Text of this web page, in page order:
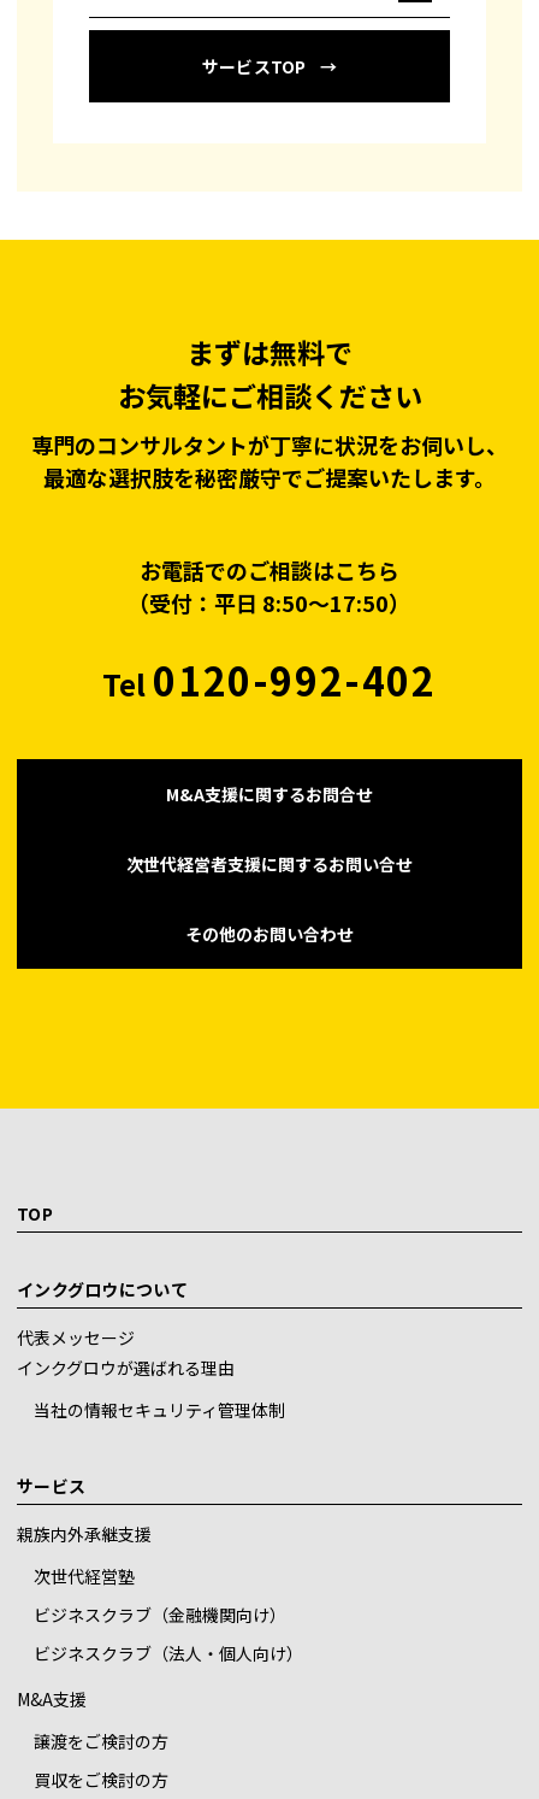
サービスTOP
まずは無料で
お気軽にご相談ください
専門のコンサルタントが丁寧に状況をお伺いし、
最適な選択肢を秘密厳守でご提案いたします。
お電話でのご相談はこちら
（受付：平日 8:50〜17:50）
Tel0120-992-402
M&A支援に関するお問合せ
次世代経営者支援に関するお問い合せ
その他のお問い合わせ
TOP
インクグロウについて
代表メッセージ
インクグロウが選ばれる理由
当社の情報セキュリティ管理体制
サービス
親族内外承継支援
次世代経営塾
ビジネスクラブ（金融機関向け）
ビジネスクラブ（法人・個人向け）
M&A支援
譲渡をご検討の方
買収をご検討の方